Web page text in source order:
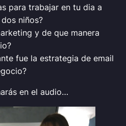
para trabajar en tu dia a
niños?
y de que manera
fue la estrategia de email
en el audio…